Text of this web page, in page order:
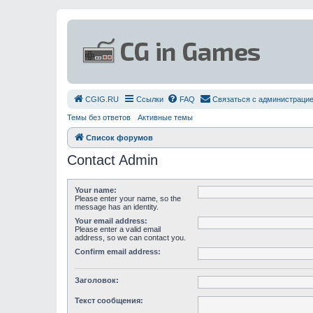
СGIG.RU Ссылки FAQ Связаться с
Темы без ответов Активные темы
Список форумов
Contact Admin
Your name:
Please enter your name, so the
message has an identity.
Your email address:
Please enter a valid email
address, so we can contact you.
Confirm email address:
Заголовок:
Текст сообщения: